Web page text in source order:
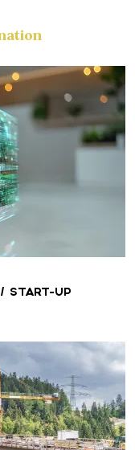
START-UP